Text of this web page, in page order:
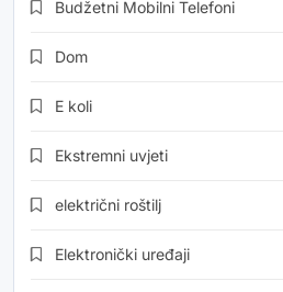
Budžetni Mobilni Telefoni
Dom
E koli
Ekstremni uvjeti
električni roštilj
Elektronički uređaji